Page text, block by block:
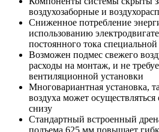
воздухозаборные и
Сниженное потребление
использованию
постоянного тока
Возможен подмес свежего
расходы на монтаж, и не
вентиляционной установки
Многовариантная установка,
воздуха может
снизу
Стандартный встроенный
подъема 625 мм повышает